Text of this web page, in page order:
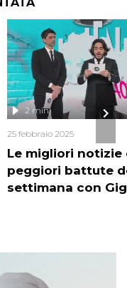
Le migliori notizie
peggiori battute
settimana con
2 min
25 febbraio 2025